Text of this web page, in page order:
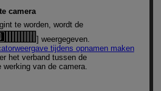
camera
te worden, wordt de
] weergegeven.
tijdens opnamen maken
het verband tussen de
werking van de camera.